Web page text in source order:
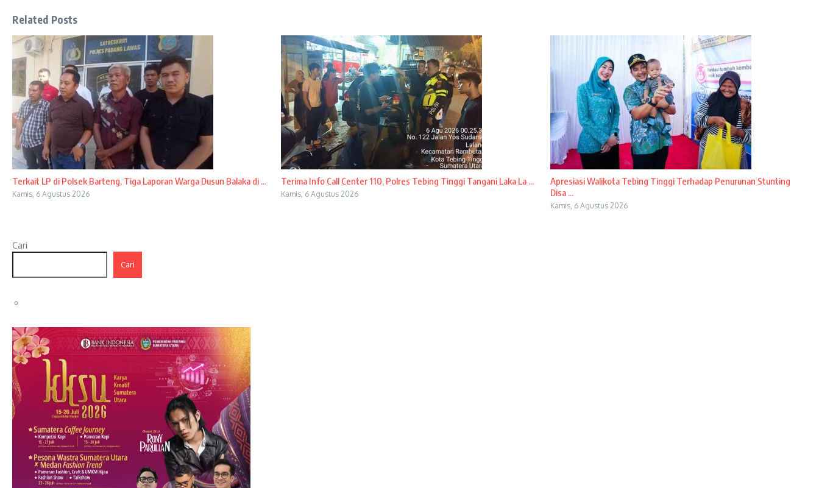
Related Posts
Terkait LP di Polsek Barteng, Tiga Laporan Warga Dusun Balaka di ...
Kamis, 6 Agustus 2026
Terima Info Call Center 110, Polres Tebing Tinggi Tangani Laka La ...
Kamis, 6 Agustus 2026
Apresiasi Walikota Tebing Tinggi Terhadap Penurunan Stunting
Disa ...
Kamis, 6 Agustus 2026
Cari
Cari